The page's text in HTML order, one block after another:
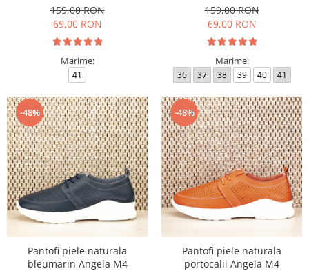
159,00 RON
69,00 RON
Marime:
41
159,00 RON
69,00 RON
Marime:
36 37 38 39 40 41
-48%
Pantofi piele naturala
bleumarin Angela M4
-48%
Pantofi piele naturala
portocalii Angela M4